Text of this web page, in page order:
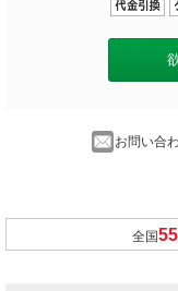
お問い合
全国